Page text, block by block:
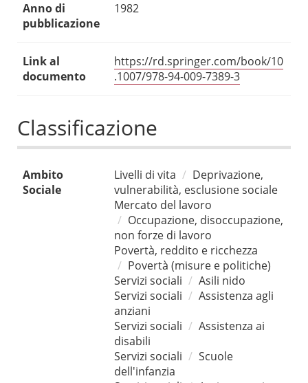
Anno di
pubblicazione
1982
Link al
documento
https://rd.springer.com/book/10
.1007/978-94-009-7389-3
Classificazione
Ambito
Sociale
Livelli di vita
Deprivazione,
vulnerabilità, esclusione sociale
Mercato del lavoro
Occupazione, disoccupazione,
non forze di lavoro
Povertà, reddito e ricchezza
Povertà (misure e politiche)
Servizi sociali
Asili nido
Servizi sociali
Assistenza agli
anziani
Servizi sociali
Assistenza ai
disabili
Servizi sociali
Scuole
dell'infanzia